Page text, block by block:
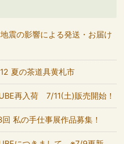
震の影響による発送・お届け
夏の茶道具黄札市
再入荷 7/11(土)販売開始！
私の手仕事展作品募集！